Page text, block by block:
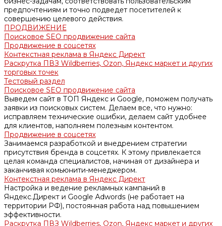
предпочтениям и точно подведет посетителей к
совершению целевого действия.
ПРОДВИЖЕНИЕ
Поисковое SEO продвижение сайта
Продвижение в соцсетях
Контекстная реклама в Яндекс Директ
Раскрутка ПВЗ Wildberries, Ozon, Яндекс маркет и других
торговых точек
Тестовый раздел
Поисковое SEO продвижение сайта
Выведем сайт в ТОП Яндекс и Google, поможем получать
заявки из поисковых систем. Делаем все, что нужно:
исправляем технические ошибки, делаем сайт удобнее
для клиентов, наполняем полезным контентом.
Продвижение в соцсетях
Занимаемся разработкой и внедрением стратегии
присутствия бренда в соцсетях. К этому привлекается
целая команда специалистов, начиная от дизайнера и
заканчивая комьюнити-менеджером.
Контекстная реклама в Яндекс Директ
Настройка и ведение рекламных кампаний в
Яндекс.Директ и Google Adwords (не работает на
территории РФ), постоянная работа над повышением
эффективности.
Раскрутка ПВЗ Wildberries, Ozon, Яндекс маркет и других